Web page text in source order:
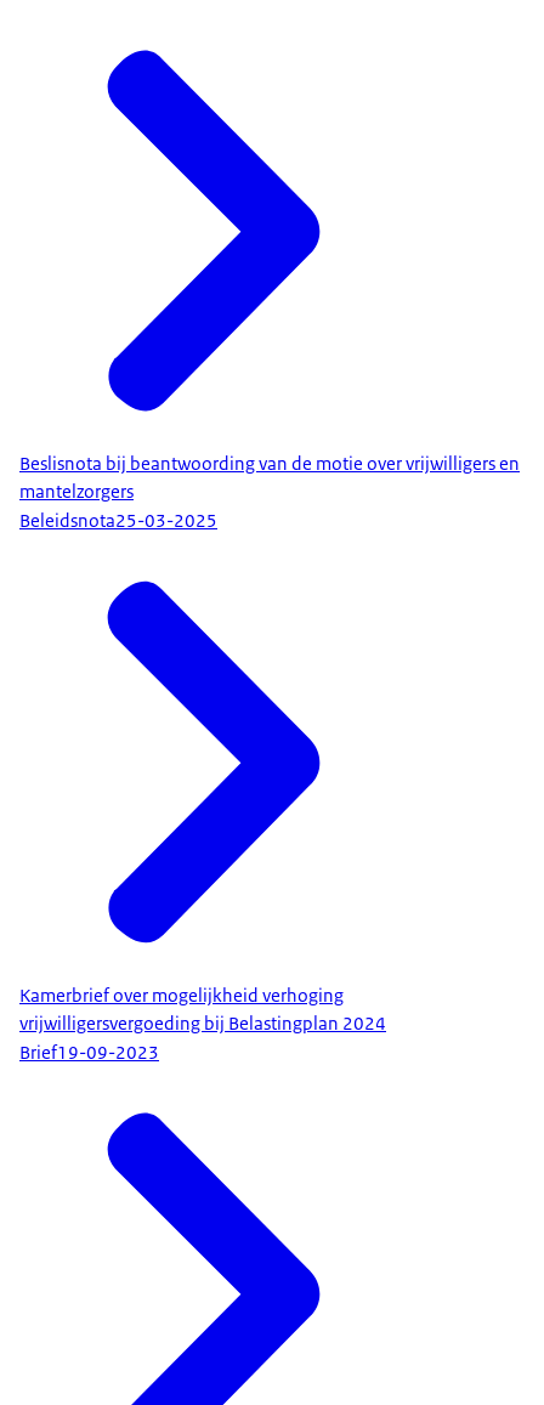
Beslisnota bij beantwoording van de motie over vrijwilligers en
mantelzorgers
Beleidsnota25-03-2025
Kamerbrief over mogelijkheid verhoging
vrijwilligersvergoeding bij Belastingplan 2024
Brief19-09-2023